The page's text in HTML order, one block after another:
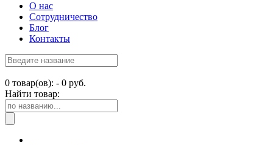
О нас
Сотрудничество
Блог
Контакты
0 товар(ов): - 0 руб.
Найти товар: